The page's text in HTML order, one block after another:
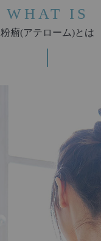
WHAT IS
粉瘤(アテローム)とは